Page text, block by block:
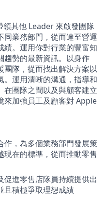
其他 Leader 來啟發團隊
同業務部門，從而達至營運
績。運用你對行業的豐富知
趨勢的最新資訊。以身作
團隊，從而找出解決方案以
。運用清晰的溝通，指導和
在團隊之間以及與顧客建立
來加強員工及顧客對 Apple
作，為多個業務部門發展策
在的標準，從而推動零售
進零售店隊員持續提供出
且積極爭取理想成績